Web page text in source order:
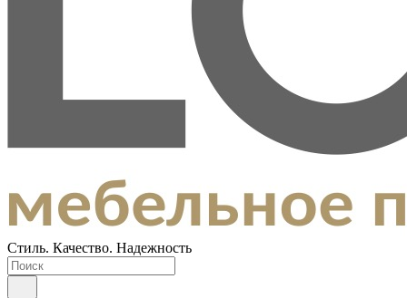
Стиль. Качество. Надежность